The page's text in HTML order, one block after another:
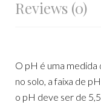
Reviews (0)
O pH é uma medida
no solo, a faixa de
o pH deve ser de